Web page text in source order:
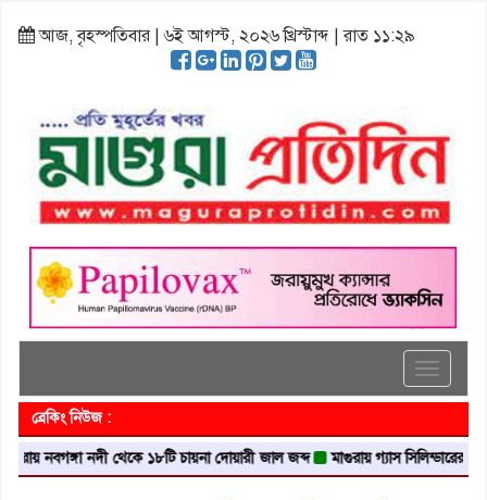
আজ, বৃহস্পতিবার | ৬ই আগস্ট, ২০২৬ খ্রিস্টাব্দ | রাত ১১:২৯
Toggle
ব্রেকিং নিউজ :
নবগঙ্গা নদী থেকে ১৮টি চায়না দোয়ারী জাল জব্দ মাগুরায় গ্যাস সিলিন্ডারের আগুনে এক